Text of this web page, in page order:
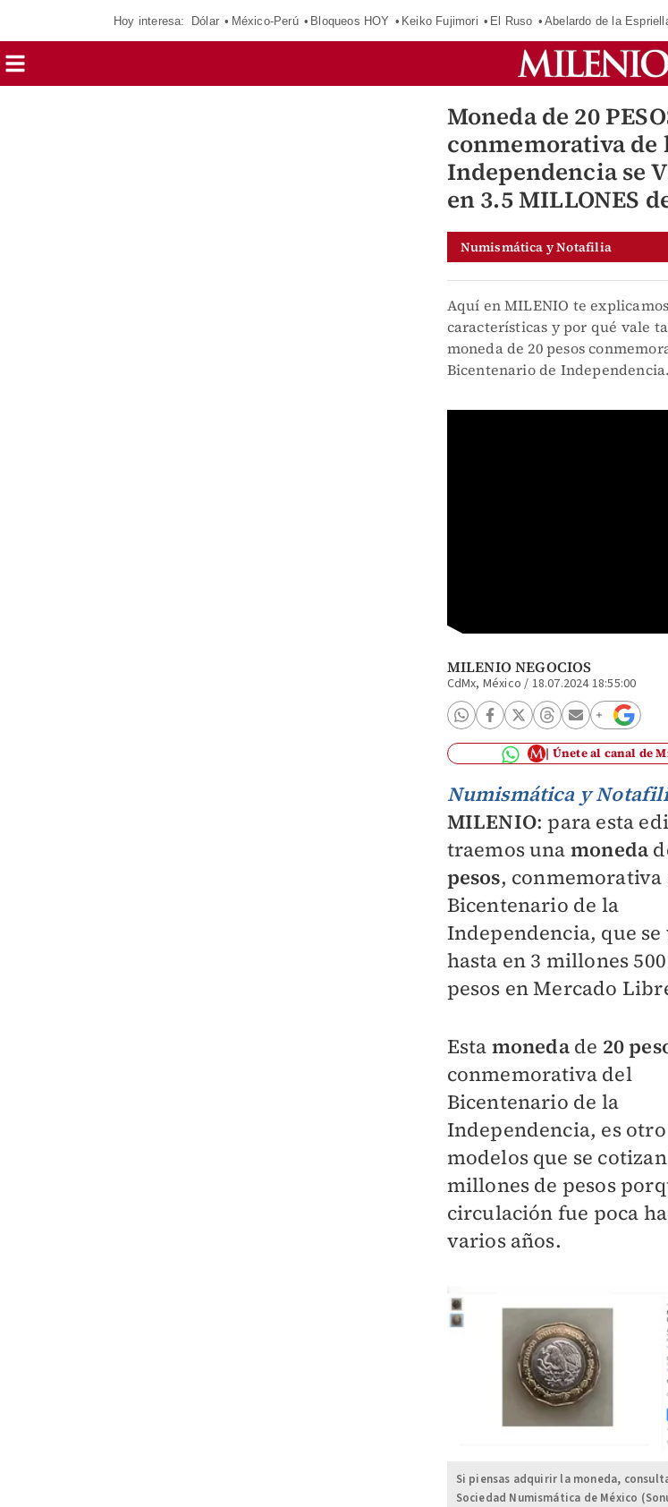
Hoy interesa: Dólar México-Perú Bloqueos HOY Keiko Fujimori El Ruso Abelardo de la
Moneda de 20
conmemorativa de
Independencia se
en 3.5 MILLONES
Numismática y Notafilia
Aquí en MILENIO te
características y por qué vale
moneda de 20 pesos
Bicentenario de Independencia.
MILENIO NEGOCIOS
CdMx, México / 18.07.2024 18:55:00
Únete al canal de
Numismática y
MILENIO: para esta
traemos una moneda
pesos, conmemorativa
Bicentenario de la
Independencia, que se
hasta en 3 millones
pesos en Mercado
Esta monedade 20
conmemorativa del
Bicentenario de la
Independencia, es
modelos que se
millones de pesos
circulación fue poca
varios años.
Si piensas adquirir la moneda,
Sociedad Numismática de México